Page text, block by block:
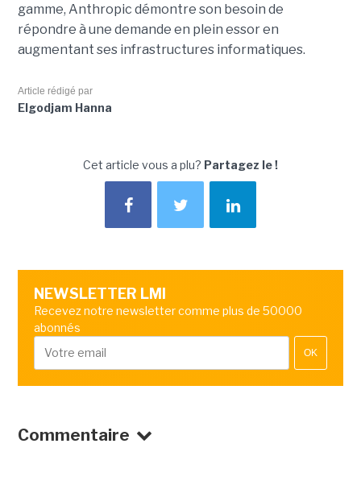
gamme, Anthropic démontre son besoin de
répondre à une demande en plein essor en
augmentant ses infrastructures informatiques.
Article rédigé par
Elgodjam Hanna
Cet article vous a plu? Partagez le !
NEWSLETTER LMI
Recevez notre newsletter comme plus de 50000
abonnés
OK
Commentaire